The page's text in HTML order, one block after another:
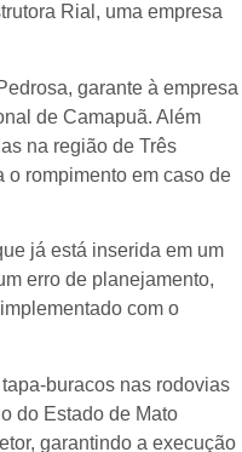
Rial, uma empresa
garante à empresa
de Camapuã. Além
na região de Três
o rompimento em caso de
já está inserida em um
erro de planejamento,
com o
buracos nas rodovias
do Estado de Mato
garantindo a execução